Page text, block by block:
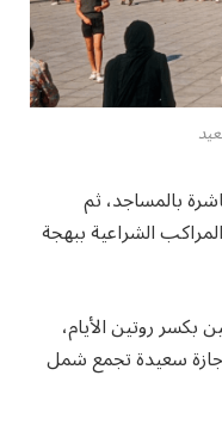
بالمساجد، ثم
الشراعية ببهجة
بكسر روتين الأيام،
سعيدة تجمع شمل